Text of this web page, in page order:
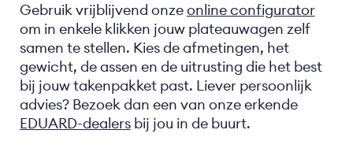
Gebruik vrijblijvend onzeonline configurator
om in enkele klikken jouw plateauwagen zelf
samen te stellen. Kies de afmetingen, het
gewicht, de assen en de uitrusting die het best
bij jouw takenpakket past. Liever persoonlijk
advies? Bezoek dan een van onze erkende
EDUARD-dealersbij jou in de buurt.